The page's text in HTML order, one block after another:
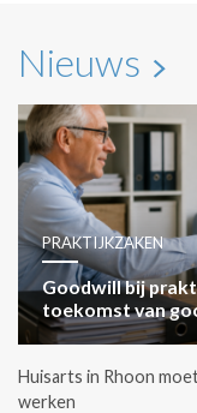
Nieuws
PRAKTIJKZAKEN
Goodwill bij
toekomst van
Huisarts in Rhoon
werken